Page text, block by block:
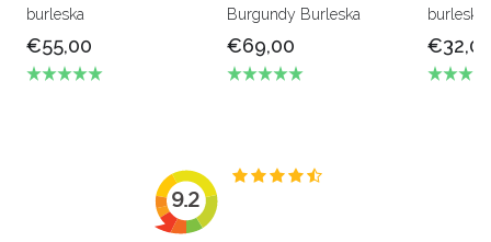
burleska
€55,00
Burgundy Burleska
€69,00
burleska